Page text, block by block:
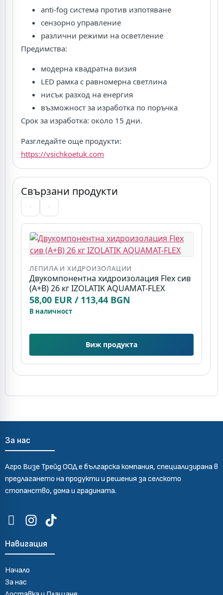
anti-fog система против изпотяване
сензорно управление
различни режими на осветление
Предимства:
модерна квадратна визия
LED рамка с равномерна светлина
нисък разход на енергия
възможност за изработка по поръчка
Срок за изработка: около 15 дни.
Разгледайте още продукти:
https://vsichkoetuk.com
Свързани продукти
ЛЕПИЛА И ХИДРОИЗОЛАЦИИ
Двукомпонентна хидроизолация Flex сив
(A+B) 26 кг IZOLATIK AQUAMAT-FLEX
58,00 EUR / 113,44 BGN
В наличност
Виж продукта
За нас
Агро Визе Трейд ООД е българска компания, специализирана в
предлагането на продукти и решения за селското
стопанство, дома и градината.
Навигация
Начало
За нас